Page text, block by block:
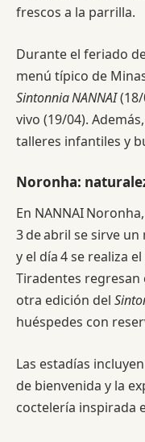
frescos a la parrilla.
Durante el feriado
menú típico de
Sintonnia NANNAI(18/
vivo (19/04).
talleres infantiles y
Noronha:
En NANNAI
3 de abril se sirve un
y el día 4 se realiza el
Tiradentes regresan
otra edición del
huéspedes con
Las estadías
de bienvenida y la
coctelería inspirada